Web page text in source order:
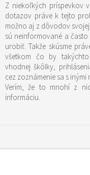
Z niekoľkých príspevkov
dotazov práve k tejto
možno aj z dôvodov
sú neinformované a
urobiť. Takže skúsme
všetkom čo by
vhodnej škôlky,
cez zoznámenie sa s
Verím, že to mnohí z
informáciu.